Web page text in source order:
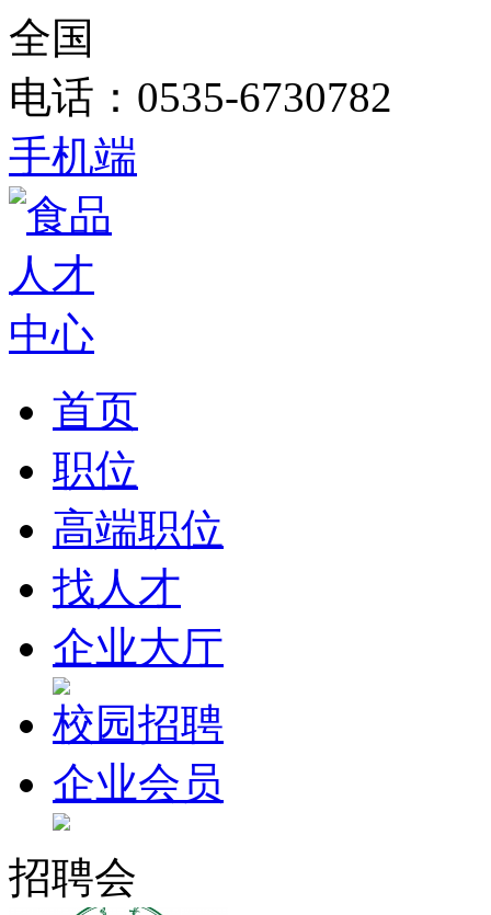
全国
电话：0535-6730782
手机端
首页
职位
高端职位
找人才
企业大厅
校园招聘
企业会员
招聘会